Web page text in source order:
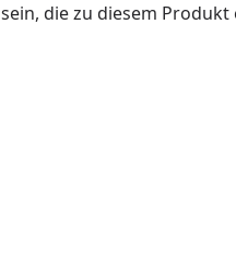
die zu diesem